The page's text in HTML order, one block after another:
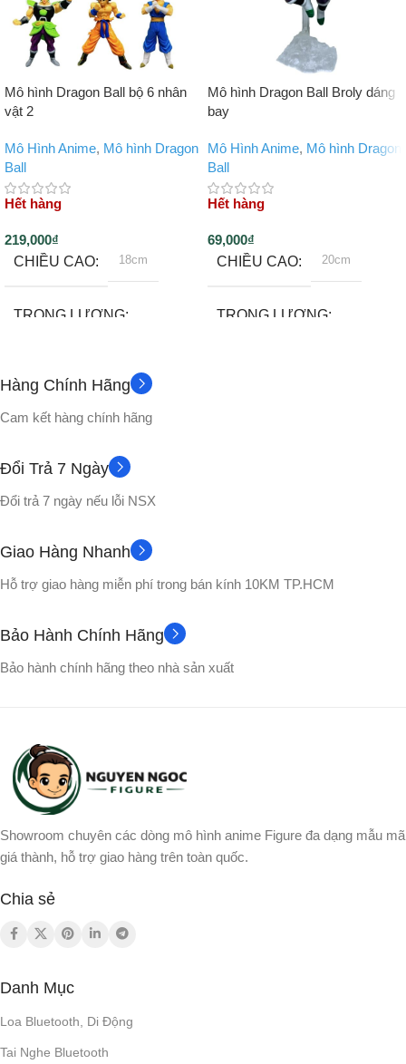
Mô hình Dragon Ball bộ 6 nhân
vật 2
Mô Hình Anime, Mô hình Dragon
Ball
Hết hàng
219,000₫
CHIỀU CAO
18cm
TRỌNG LƯỢNG
PHỤ KIỆN Không
CHẤT LIỆU
Nhựa PVC cao cấp
VỎ HỘP No box
Broly ,Gogeta ,Songoku ,
Mô hình Dragon Ball Broly dáng
bay
Mô Hình Anime, Mô hình Dragon
Ball
Hết hàng
69,000₫
CHIỀU CAO
20cm
TRỌNG LƯỢNG
Hàng Chính Hãng
Cam kết hàng chính hãng
Đổi Trả 7 Ngày
Đổi trả 7 ngày nếu lỗi NSX
Giao Hàng Nhanh
Hỗ trợ giao hàng miễn phí trong bán kính 10KM TP.HCM
Bảo Hành Chính Hãng
Bảo hành chính hãng theo nhà sản xuất
Showroom chuyên các dòng mô hình anime Figure đa dạng mẫu mã
giá thành, hỗ trợ giao hàng trên toàn quốc.
Chia sẻ
Danh Mục
Loa Bluetooth, Di Động
Tai Nghe Bluetooth